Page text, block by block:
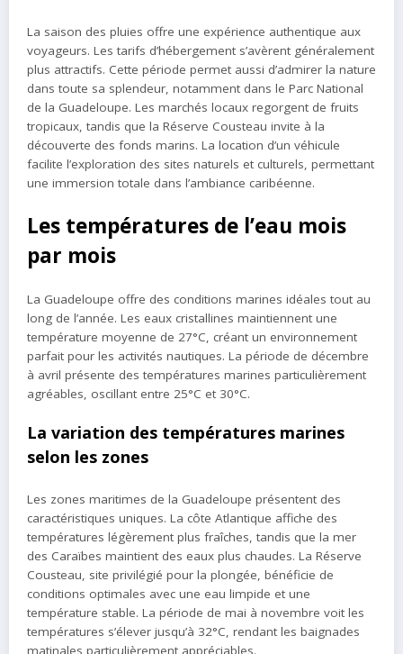
La saison des pluies offre une expérience authentique aux
voyageurs. Les tarifs d’hébergement s’avèrent généralement
plus attractifs. Cette période permet aussi d’admirer la nature
dans toute sa splendeur, notamment dans le Parc National
de la Guadeloupe. Les marchés locaux regorgent de fruits
tropicaux, tandis que la Réserve Cousteau invite à la
découverte des fonds marins. La location d’un véhicule
facilite l’exploration des sites naturels et culturels, permettant
une immersion totale dans l’ambiance caribéenne.
Les températures de l’eau mois
par mois
La Guadeloupe offre des conditions marines idéales tout au
long de l’année. Les eaux cristallines maintiennent une
température moyenne de 27°C, créant un environnement
parfait pour les activités nautiques. La période de décembre
à avril présente des températures marines particulièrement
agréables, oscillant entre 25°C et 30°C.
La variation des températures marines
selon les zones
Les zones maritimes de la Guadeloupe présentent des
caractéristiques uniques. La côte Atlantique affiche des
températures légèrement plus fraîches, tandis que la mer
des Caraïbes maintient des eaux plus chaudes. La Réserve
Cousteau, site privilégié pour la plongée, bénéficie de
conditions optimales avec une eau limpide et une
température stable. La période de mai à novembre voit les
températures s’élever jusqu’à 32°C, rendant les baignades
matinales particulièrement appréciables.